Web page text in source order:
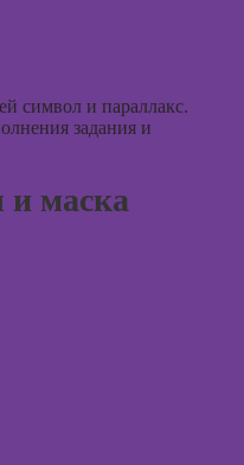
символ и параллакс.
задания и
маска